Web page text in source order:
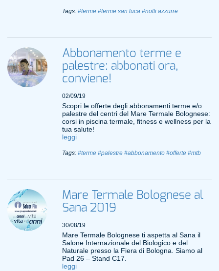
Tags: #terme #terme san luca #notti azzurre
Abbonamento terme e
palestre: abbonati ora,
conviene!
02/09/19
Scopri le offerte degli abbonamenti terme e/o
palestre del centri del Mare Termale Bolognese:
corsi in piscina termale, fitness e wellness per la
tua salute!
leggi
Tags: #terme #palestre #abbonamento #offerte #mtb
Mare Termale Bolognese al
Sana 2019
30/08/19
Mare Termale Bolognese ti aspetta al Sana il
Salone Internazionale del Biologico e del
Naturale presso la Fiera di Bologna. Siamo al
Pad 26 – Stand C17.
leggi